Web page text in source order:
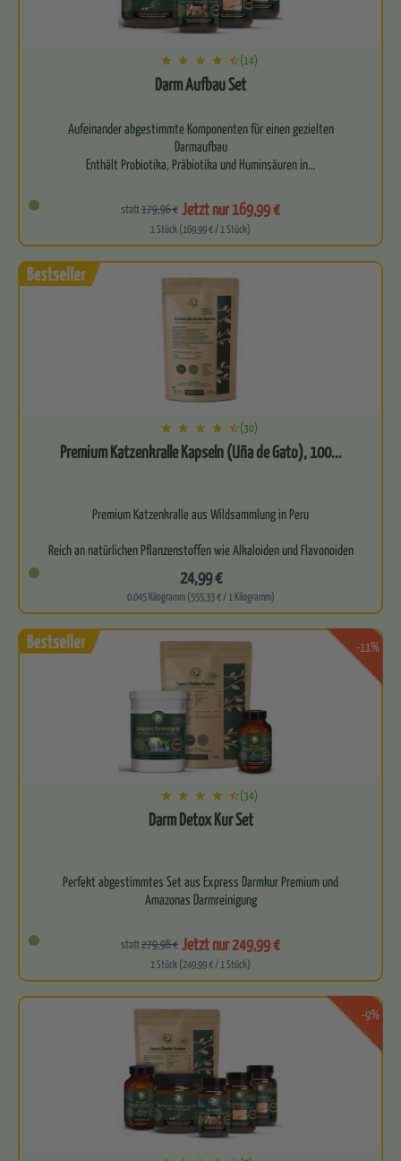
(14)
Darm Aufbau Set
Aufeinander abgestimmte Komponenten für einen gezielten
Darmaufbau
Enthält Probiotika, Präbiotika und Huminsäuren in…
statt179,96 € Jetzt nur 169,99 €
1 Stück (169,99 € / 1 Stück)
(30)
Premium Katzenkralle Kapseln (Uña de Gato), 100...
Premium Katzenkralle aus Wildsammlung in Peru
Reich an natürlichen Pflanzenstoffen wie Alkaloiden und Flavonoiden
Unterstüt…
24,99 €
0.045 Kilogramm (555,33 € / 1 Kilogramm)
-11%
(34)
Darm Detox Kur Set
Perfekt abgestimmtes Set aus Express Darmkur Premium und
Amazonas Darmreinigung
Zweistufiges Konzept zur Reinigung des…
statt279,98 € Jetzt nur 249,99 €
1 Stück (249,99 € / 1 Stück)
-9%